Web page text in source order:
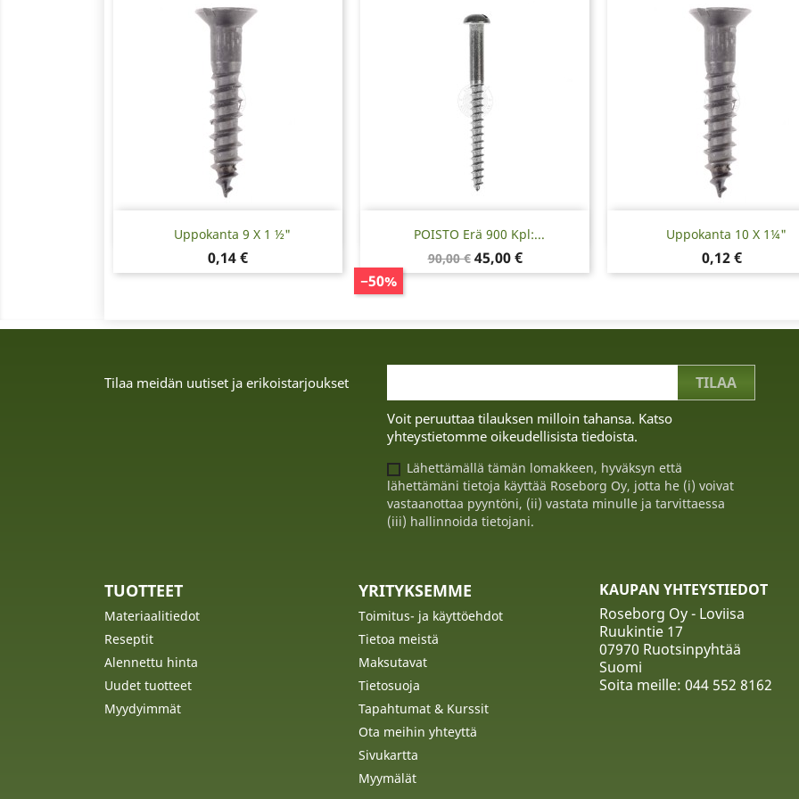
Uppokanta 9 X 1 ½"
Hinta
0,14 €
Pikakatselu POISTO Erä 900 Kpl:...
Normaalihinta
90,00 €
−50%
Hinta
45,00 €
Pikakatselu Uppokanta 10 X 1¼"
Hinta
0,12 €
Pikakatselu
Tilaa meidän uutiset ja erikoistarjoukset
Voit peruuttaa tilauksen milloin tahansa. Katso
yhteystietomme oikeudellisista tiedoista.
Lähettämällä tämän lomakkeen, hyväksyn että
lähettämäni tietoja käyttää Roseborg Oy, jotta he (i) voivat
vastaanottaa pyyntöni, (ii) vastata minulle ja tarvittaessa
(iii) hallinnoida tietojani.
TUOTTEET
Materiaalitiedot
Reseptit
Alennettu hinta
Uudet tuotteet
Myydyimmät
YRITYKSEMME
Toimitus- ja käyttöehdot
Tietoa meistä
Maksutavat
Tietosuoja
Tapahtumat & Kurssit
Ota meihin yhteyttä
Sivukartta
Myymälät
KAUPAN YHTEYSTIEDOT
Roseborg Oy - Loviisa
Ruukintie 17
07970 Ruotsinpyhtää
Suomi
Soita meille: 044 552 8162